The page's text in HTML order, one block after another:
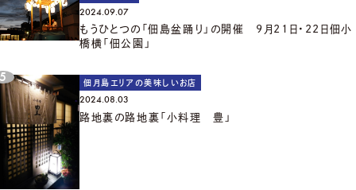
2024.09.07
もうひとつの「佃島盆踊り」の開催 9月21日・22日佃小
橋横「佃公園」
佃月島エリアの美味しいお店
2024.08.03
路地裏の路地裏「小料理 豊」